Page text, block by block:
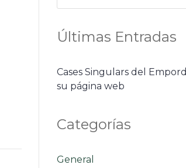
Últimas Entradas
Cases Singulars del
su página web
Categorías
General